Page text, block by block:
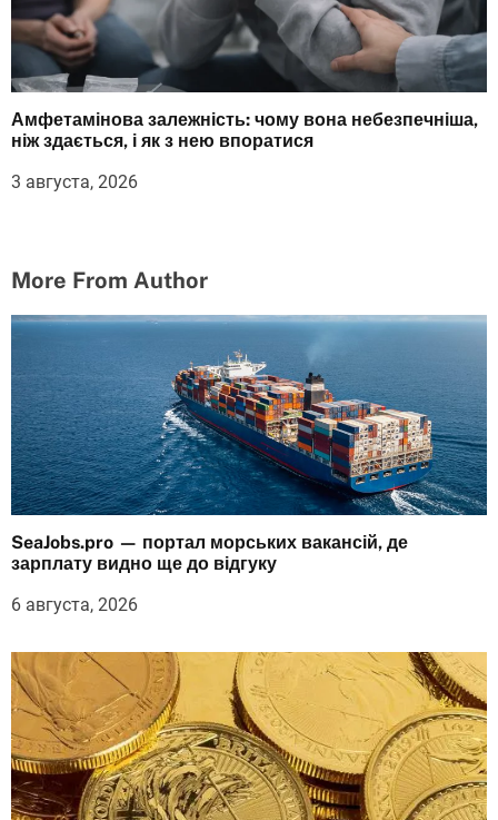
Амфетамінова залежність: чому вона небезпечніша,
ніж здається, і як з нею впоратися
3 августа, 2026
More From Author
SeaJobs.pro — портал морських вакансій, де
зарплату видно ще до відгуку
6 августа, 2026